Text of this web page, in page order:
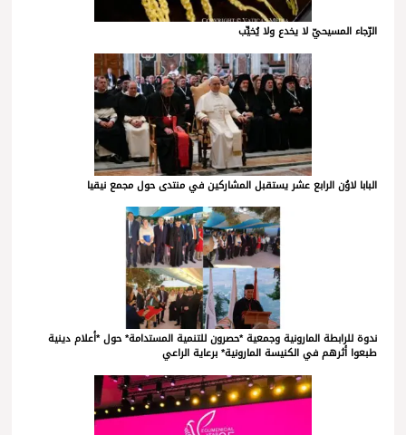
الرّجاء المسيحيّ لا يخدع ولا يُخيِّب
البابا لاوُن الرابع عشر يستقبل المشاركين في منتدى حول مجمع نيقيا
ندوة للرابطة المارونية وجمعية *حصرون للتنمية المستدامة* حول *أعلام دينية
طبعوا أثرهم في الكنيسة المارونية* برعاية الراعي